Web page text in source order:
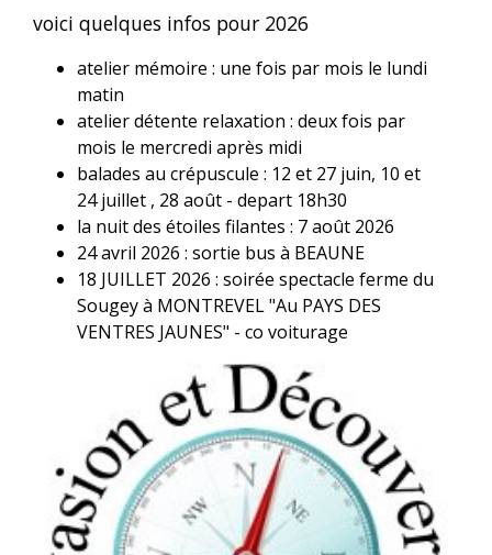
voici quelques infos pour 2026
atelier mémoire : une fois par mois le lundi
matin
atelier détente relaxation : deux fois par
mois le mercredi après midi
balades au crépuscule : 12 et 27 juin, 10 et
24 juillet , 28 août - depart 18h30
la nuit des étoiles filantes : 7 août 2026
24 avril 2026 : sortie bus à BEAUNE
18 JUILLET 2026 : soirée spectacle ferme du
Sougey à MONTREVEL "Au PAYS DES
VENTRES JAUNES" - co voiturage